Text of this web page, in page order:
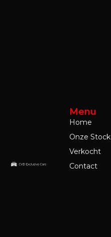
Menu
Home
Onze Stock
Verkocht
Contact